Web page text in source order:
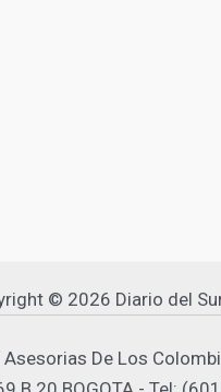
© 2026 Diario del
De Los